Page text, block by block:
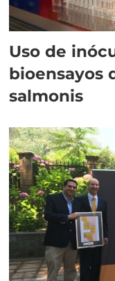
Uso de
bioensayos
salmonis